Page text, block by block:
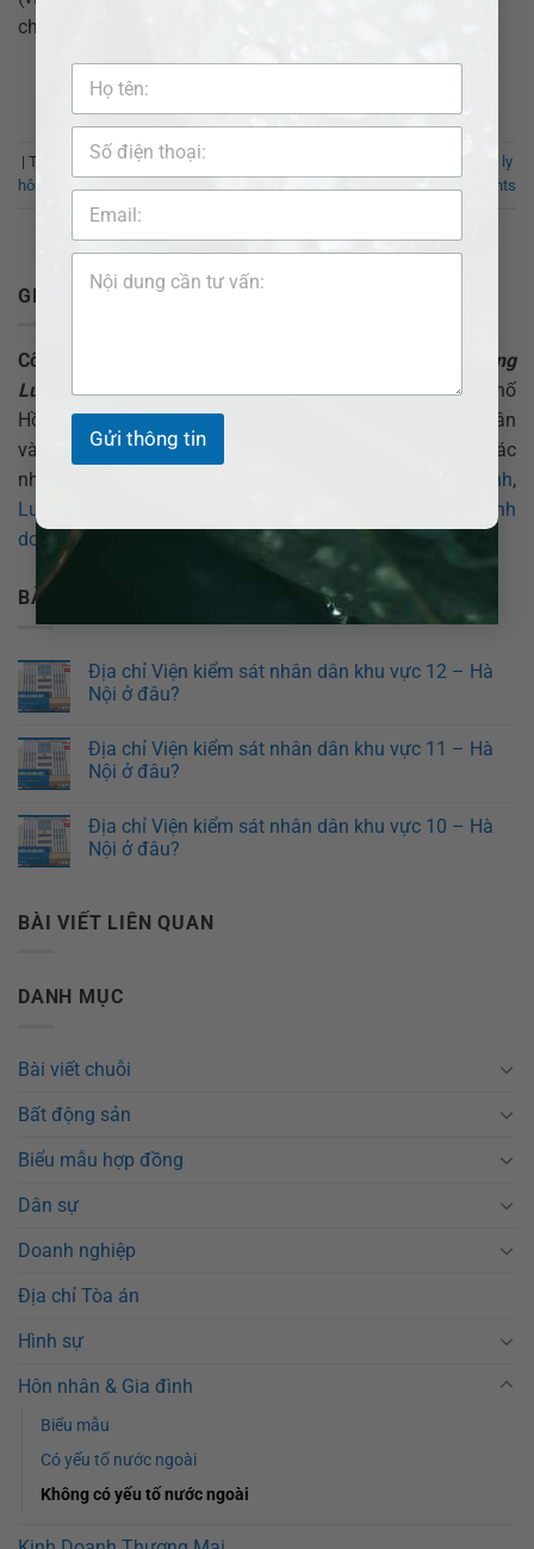
Gửi thông tin
chia tài sản). Một trong hai bên có […]
| Từ khóa:Hồ sơ ly hôn đơn phương
Luật sư tư vấn ly
hôn
Văn phòng luật sư Bình Dương 2Comments
GIỚI THIỆU
Công ty Luật TNHH ADB SAIGON
(Hay còn gọi là Hãng
Luật)
là đơn vị pháp lý trực thuộc Đoàn Luật sư Thành phố
Hồ Chí Minh. Hiện đang hỗ trợ cho người dân, doanh nhân
và doanh nghiệp trên khắp cả nước ở nhiều lĩnh vực khác
nhau như
Luật sư Hôn nhân Gia đình,
Luật sư Dân sự
Luật sư Kinh
doanh Thương mại
Luật sư Đất đai
BÀI VIẾT MỚI
Địa chỉ Viện kiểm sát nhân dân khu vực 12 – Hà
Nội ở đâu?
Địa chỉ Viện kiểm sát nhân dân khu vực 11 – Hà
Nội ở đâu?
Địa chỉ Viện kiểm sát nhân dân khu vực 10 – Hà
Nội ở đâu?
BÀI VIẾT LIÊN QUAN
DANH MỤC
Bài viết chuỗi
Bất động sản
Biểu mẫu hợp đồng
Dân sự
Doanh nghiệp
Địa chỉ Tòa án
Hình sự
Hôn nhân & Gia đình
Biểu mẫu
Có yếu tố nước ngoài
Không có yếu tố nước ngoài